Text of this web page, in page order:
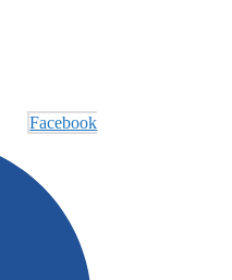
Facebook